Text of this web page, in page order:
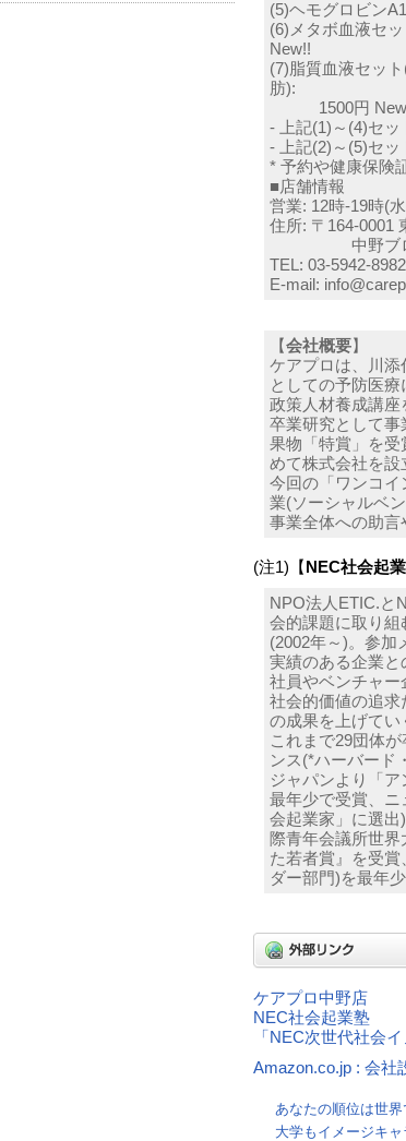
(5)ヘモグロビン
(6)メタボ血液セ
New!!
(7)脂質血液セッ
肪):
1500円
- 上記(1)～(4)セッ
- 上記(2)～(5)セッ
* 予約や健康保険
■店舗情報
営業: 12時-19時(
住所: 〒164-0001
中野ブロー
TEL: 03-5942-8982
E-mail:
【会社概要】
ケアプロは、川添
としての予防医
政策人材養成講座
卒業研究として
果物「特賞」を受
めて株式会社を設
今回の「ワンコイ
業(ソーシャルベ
事業全体への助言
(注1)【 NEC社会起
NPO法人ETIC.と
会的課題に取り組
(2002年～)。参加
実績のある企業と
社員やベンチャー
社会的価値の追求
の成果を上げてい
これまで29団体
ンス(*ハーバード
ジャパンより「
最年少で受賞、ニ
会起業家」に選出
際青年会議所世
た若者賞』を受
ダー部門)を最年
ケアプロ中野店
NEC社会起業塾
「NEC次世代社会
Amazon.co.jp : 会社
あなたの順位は世界
大学もイメージキ